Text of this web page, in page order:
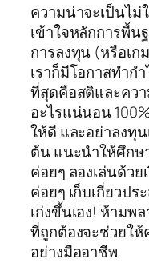
ความน่าจะเป็นไม่
เข้าใจหลักการพื้
การลงทุน (หรือเก
เราก็มีโอกาสทำก
ที่สุดคือสติและคว
อะไรแน่นอน
ให้ดี และอย่าลงทุน
ต้น แนะนำให้ศึกษ
ค่อยๆ ลองเล่นด้ว
ค่อยๆ เก็บเกี่ยวปร
เก่งขึ้นเอง! ห้ามพ
ที่ถูกต้องจะช่วยให้
อย่างมืออาชีพ